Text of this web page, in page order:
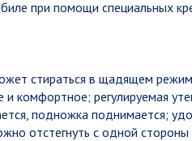
при помощи специальных
стираться в щадящем
комфортное; регулируемая
подножка поднимается;
отстегнуть с одной стороны